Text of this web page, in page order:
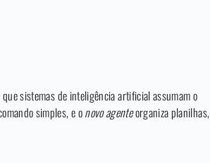
sistemas de inteligência artificial assumam o
simples, e onovo agenteorganiza planilhas,